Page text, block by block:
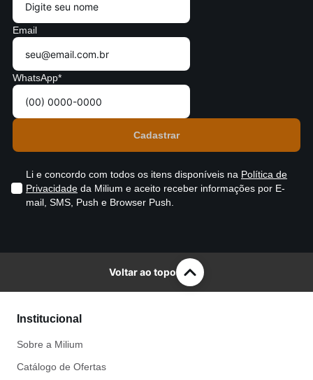
Email
WhatsApp*
Li e concordo com todos os itens disponíveis na Política de
Privacidade da Milium e aceito receber informações por E-
mail, SMS, Push e Browser Push.
Voltar ao topo
Institucional
Sobre a Milium
Catálogo de Ofertas